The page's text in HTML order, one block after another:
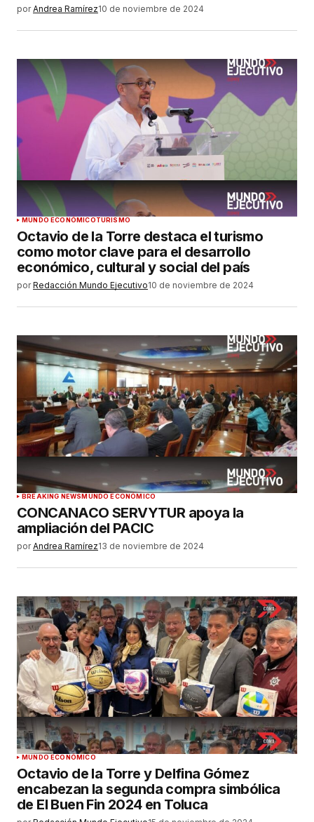
por Andrea Ramírez10 de noviembre de 2024
MUNDO ECONÓMICOTURISMO
Octavio de la Torre destaca el turismo
como motor clave para el desarrollo
económico, cultural y social del país
por Redacción Mundo Ejecutivo10 de noviembre de 2024
BREAKING NEWSMUNDO ECONÓMICO
CONCANACO SERVYTUR apoya la
ampliación del PACIC
por Andrea Ramírez13 de noviembre de 2024
MUNDO ECONÓMICO
Octavio de la Torre y Delfina Gómez
encabezan la segunda compra simbólica
de El Buen Fin 2024 en Toluca